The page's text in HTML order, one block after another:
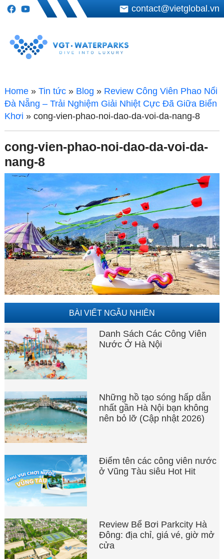
contact@vietglobal.vn
Home» Tin tức» Blog » Review Công Viên Phao Nổi
Đà Nẵng – Trải Nghiệm Giải Nhiệt Cực Đã Giữa Biển
Khơi » cong-vien-phao-noi-dao-da-voi-da-nang-8
cong-vien-phao-noi-dao-da-voi-da-
nang-8
BÀI VIẾT NGẪU NHIÊN
Danh Sách Các Công Viên
Nước Ở Hà Nội
Những hồ tạo sóng hấp dẫn
nhất gần Hà Nội bạn không
nên bỏ lỡ (Cập nhật 2026)
Điểm tên các công viên nước
ở Vũng Tàu siêu Hot Hit
Review Bể Bơi Parkcity Hà
Đông: địa chỉ, giá vé, giờ mở
cửa